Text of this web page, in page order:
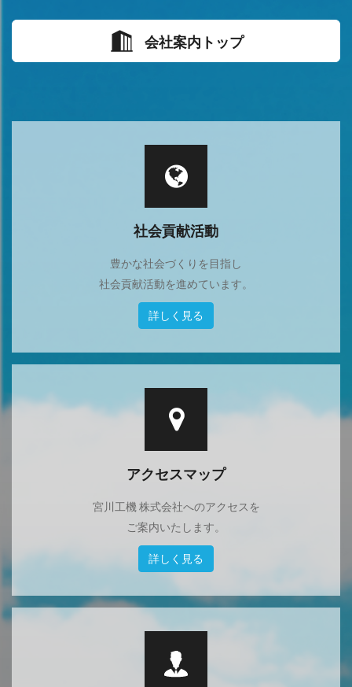
会社案内トップ
社会貢献活動
豊かな社会づくりを目指し
社会貢献活動を進めています。
詳しく見る
アクセスマップ
宮川工機 株式会社へのアクセスを
ご案内いたします。
詳しく見る